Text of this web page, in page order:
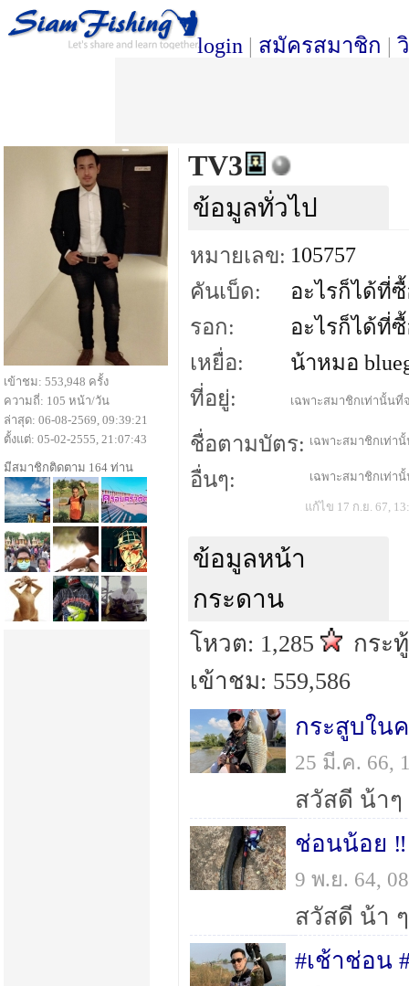
login | สมัครสมาชิก |
TV3
ข้อมูลทั่วไป
หมายเลข: 105757
คันเบ็ด:
อะไรก็ได้ที่ซื้
รอก:
อะไรก็ได้ที่ซื้
เหยื่อ:
น้าหมอ
ที่อยู่:
เฉพาะสมาชิกเท่านั้นที่
ชื่อตามบัตร: เฉพาะสมาชิกเท่า
อื่นๆ: เฉพาะสมาชิกเท่า
แก้ไข 17 ก.ย. 67,
ข้อมูลหน้า
กระดาน
โหวต: 1,285
กระ
เข้าชม: 559,586
กระสูบใน
25 มี.ค. 66,
ช่อนน้อย
9 พ.ย. 64,
#เช้าช่อน
เข้าชม: 553,948 ครั้ง
ความถี่: 105 หน้า/วัน
ล่าสุด: 06-08-2569, 09:39:21
ตั้งแต่: 05-02-2555, 21:07:43
มีสมาชิกติดตาม 164 ท่าน